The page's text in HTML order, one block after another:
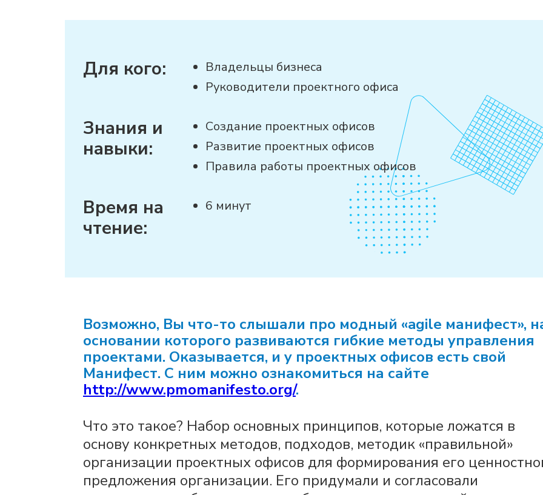
Для кого:
Владельцы бизнеса
Руководители проектного офиса
Знания и
навыки:
Создание проектных офисов
Развитие проектных офисов
Правила работы проектных офисов
Время на
чтение:
6 минут
Возможно, Вы что-то слышали про модный «agile манифест»,
основании которого развиваются гибкие методы управления
проектами. Оказывается, и у проектных офисов есть свой
Манифест. С ним можно ознакомиться на сайте
http://www.pmomanifesto.org/.
Что это такое? Набор основных принципов, которые ложатся в
основу конкретных методов, подходов, методик «правильной»
организации проектных офисов для формирования его
предложения организации. Его придумали и согласовали